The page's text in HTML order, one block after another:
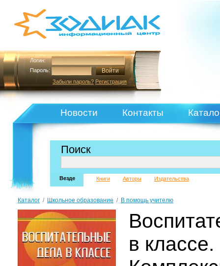
Новости Контакты
Логин:
Пароль:
Забыли пароль? Регистрация
Поиск
Везде Книги Авторы Издательства
Каталог / Школьное образование / В помощь учителю
в классе.